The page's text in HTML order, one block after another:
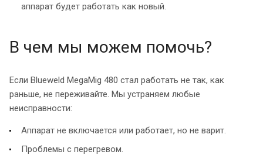
аппарат будет работать как новый.
В чем мы можем помочь?
Если Blueweld MegaMig 480 стал работать не так, как
раньше, не переживайте. Мы устраняем любые
неисправности:
Аппарат не включается или работает, но не варит.
Проблемы с перегревом.